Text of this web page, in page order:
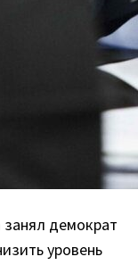
занял демократ
уровень